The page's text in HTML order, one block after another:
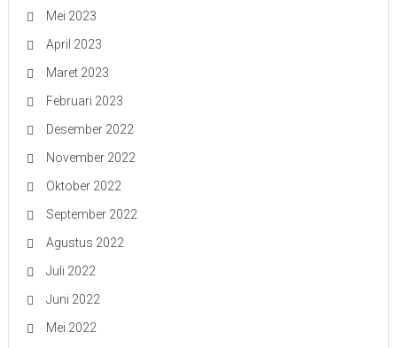
Mei 2023
April 2023
Maret 2023
Februari 2023
Desember 2022
November 2022
Oktober 2022
September 2022
Agustus 2022
Juli 2022
Juni 2022
Mei 2022